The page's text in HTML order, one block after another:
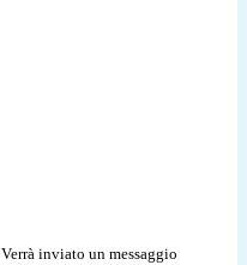
Verrà inviato un messaggio